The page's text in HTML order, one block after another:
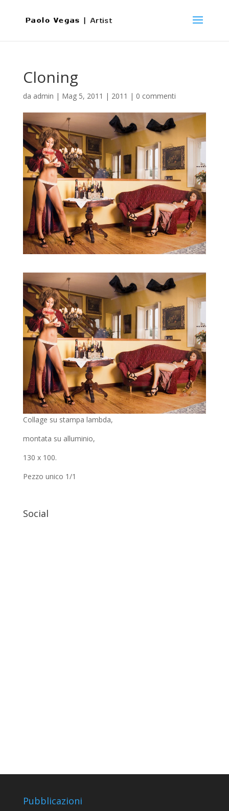
Cloning
da admin | Mag 5, 2011 | 2011 | 0 commenti
Collage su stampa lambda,
montata su alluminio,
130 x 100.
Pezzo unico 1/1
Social
Pubblicazioni